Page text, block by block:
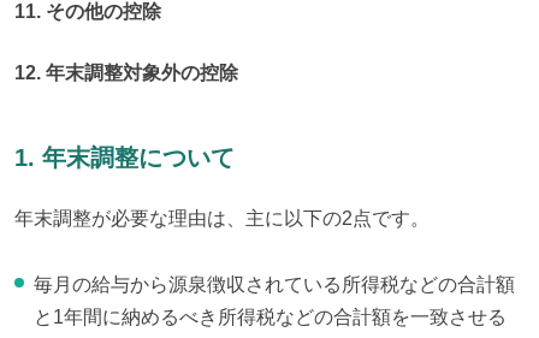
11. その他の控除
12. 年末調整対象外の控除
1. 年末調整について
年末調整が必要な理由は、主に以下の2点です。
毎月の給与から源泉徴収されている所得税などの合計額
と1年間に納めるべき所得税などの合計額を一致させる